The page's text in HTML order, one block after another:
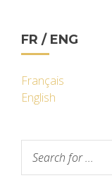
FR / ENG
Français
English